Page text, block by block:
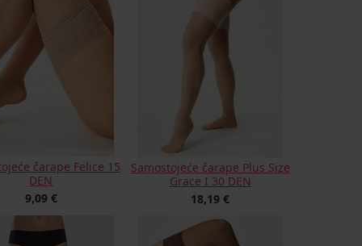
čarape Felice 15
DEN
9,09 €
Samostojeće čarape Plus Size
Grace I 30 DEN
18,19 €